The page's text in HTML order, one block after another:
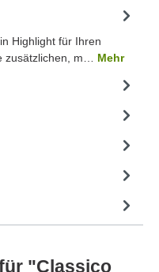
Highlight für Ihren
zusätzlichen, m… Mehr
"Classico